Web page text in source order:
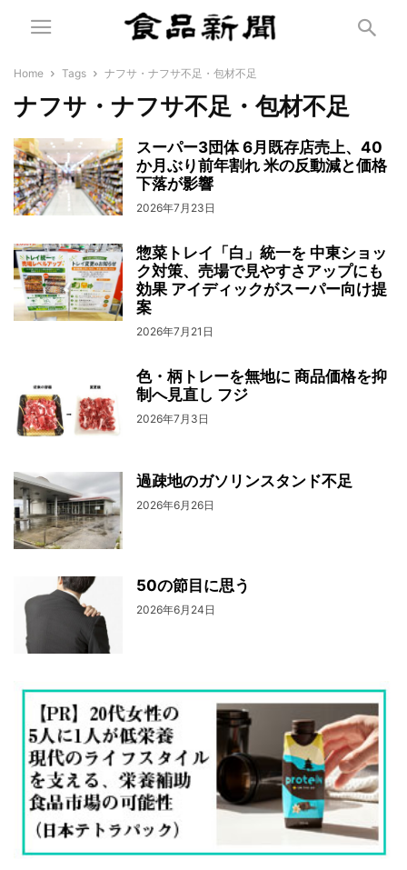
Home Tags ナフサ・ナフサ不足・包材不足
ナフサ・ナフサ不足・包材不足
スーパー3団体 6月既存店売上、40
か月ぶり前年割れ 米の反動減と価格
下落が影響
2026年7月23日
惣菜トレイ「白」統一を 中東ショッ
ク対策、売場で見やすさアップにも
効果 アイディックがスーパー向け提
案
2026年7月21日
色・柄トレーを無地に 商品価格を抑
制へ見直し フジ
2026年7月3日
過疎地のガソリンスタンド不足
2026年6月26日
50の節目に思う
2026年6月24日